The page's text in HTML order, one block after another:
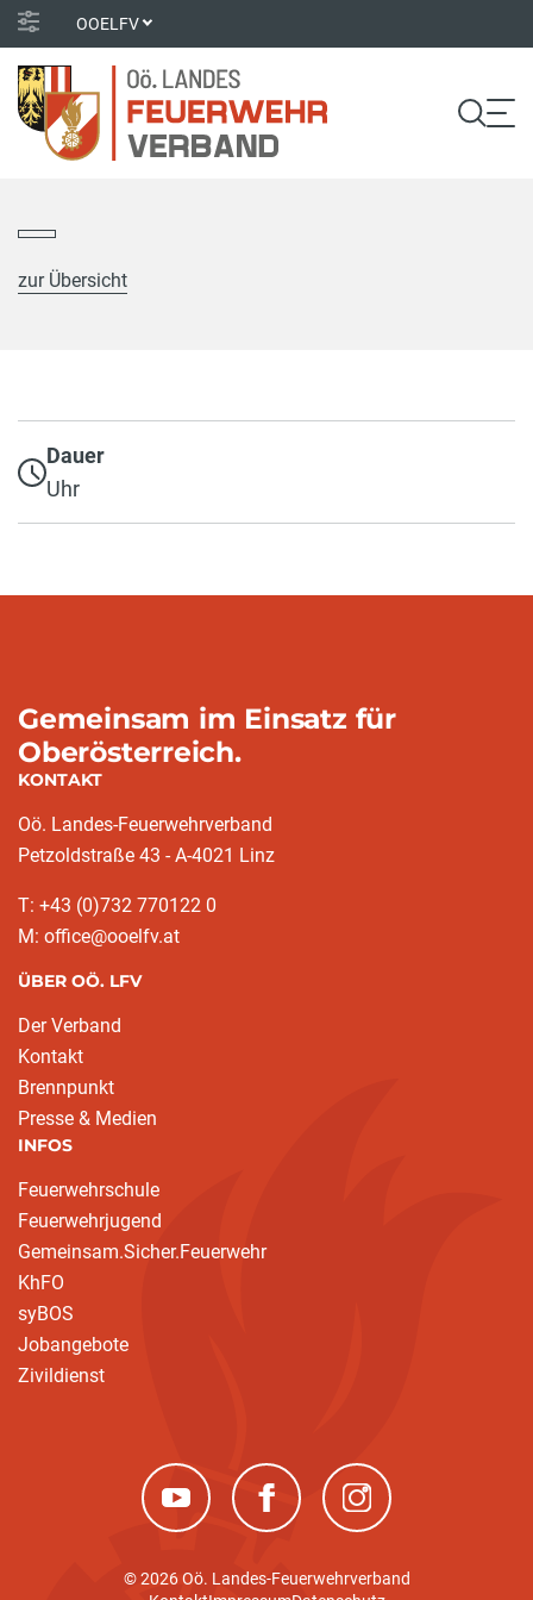
OOELFV
zur Übersicht
Dauer
Uhr
Gemeinsam im Einsatz für
Oberösterreich.
KONTAKT
Oö. Landes-Feuerwehrverband
Petzoldstraße 43 - A-4021 Linz
T: +43 (0)732 770122 0
M: office@ooelfv.at
ÜBER OÖ. LFV
Der Verband
Kontakt
Brennpunkt
Presse & Medien
INFOS
Feuerwehrschule
Feuerwehrjugend
Gemeinsam.Sicher.Feuerwehr
KhFO
syBOS
Jobangebote
Zivildienst
(neues Fenster)(neues Fenster)(neues Fenster)
© 2026 Oö. Landes-Feuerwehrverband